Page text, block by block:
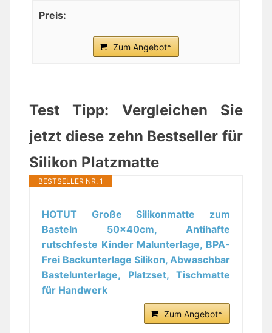
Zum Angebot*
Test Tipp: Vergleichen Sie
jetzt diese zehn Bestseller für
Silikon Platzmatte
BESTSELLER NR. 1
HOTUT Große Silikonmatte zum
Basteln 50x40cm, Antihafte
rutschfeste Kinder Malunterlage, BPA-
Frei Backunterlage Silikon, Abwaschbar
Bastelunterlage, Platzset, Tischmatte
für Handwerk
Zum Angebot*